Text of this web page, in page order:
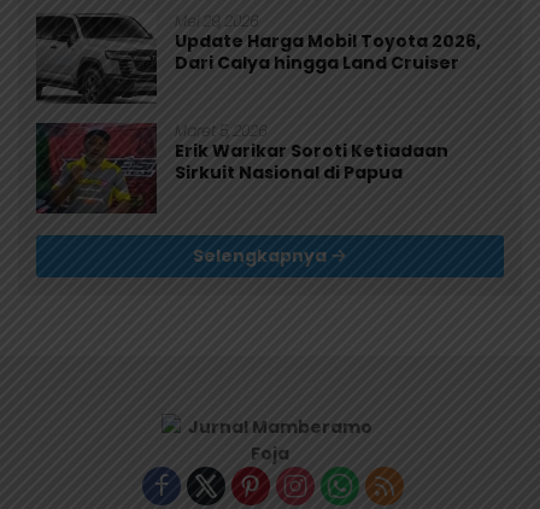
Mei 29, 2026
Update Harga Mobil Toyota 2026,
Dari Calya hingga Land Cruiser
Maret 5, 2026
Erik Warikar Soroti Ketiadaan
Sirkuit Nasional di Papua
Selengkapnya